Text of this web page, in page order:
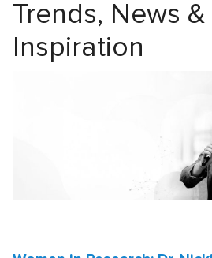
Trends, News &
Inspiration